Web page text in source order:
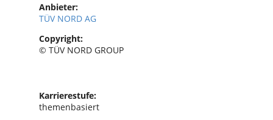
Anbieter:
TÜV NORD AG
Copyright:
© TÜV NORD GROUP
Karrierestufe:
themenbasiert